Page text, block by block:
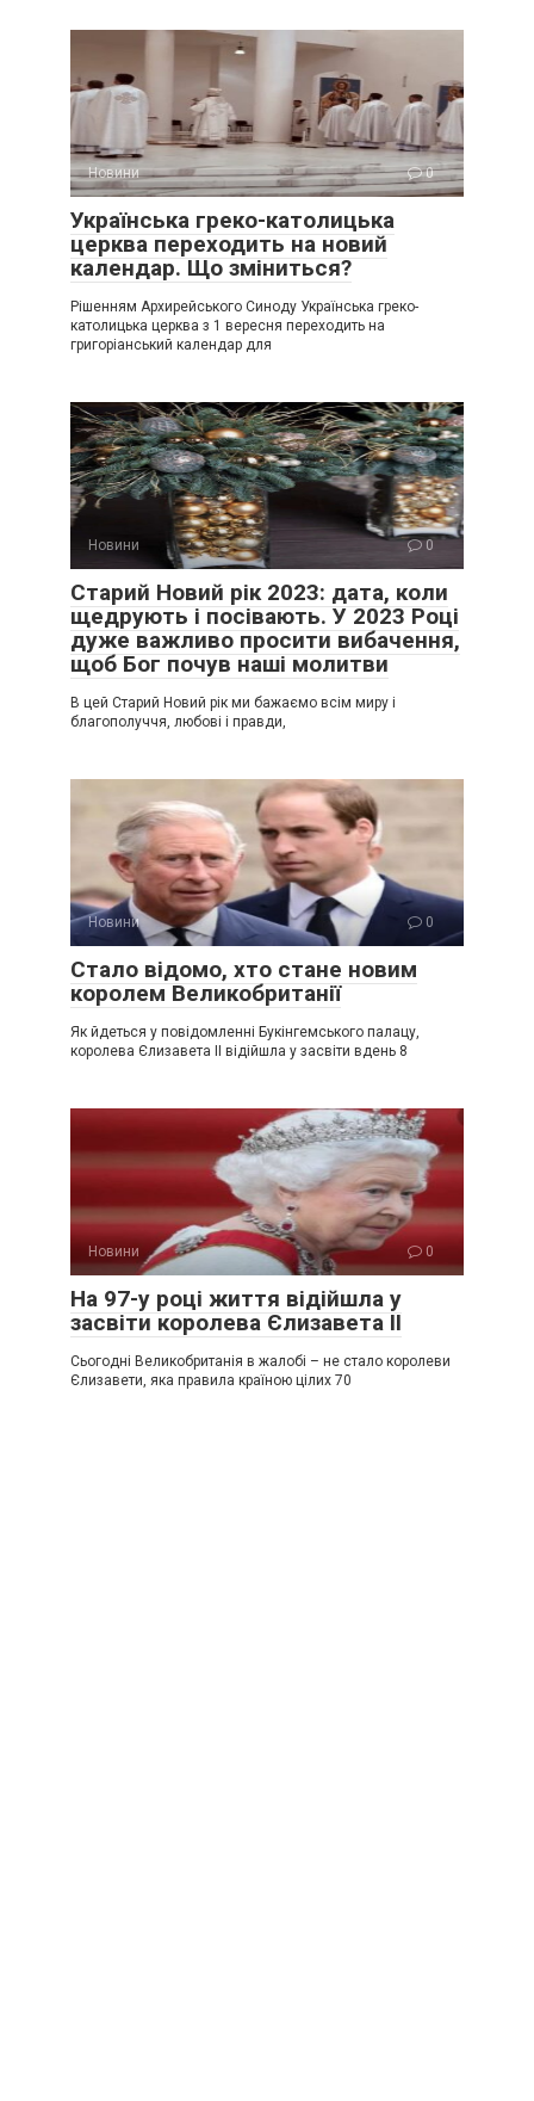
Новини 0
Українська греко-католицька
церква переходить на новий
календар. Що зміниться?
Рішенням Архирейського Синоду Українська греко-
католицька церква з 1 вересня переходить на
григоріанський календар для
Новини 0
Старий Новий рік 2023: дата, коли
щедрують і посівають. У 2023 Році
дуже важливо просити вибачення,
щоб Бог почув наші молитви
В цей Старий Новий рік ми бажаємо всім миру і
благополуччя, любові і правди,
Новини 0
Стало відомо, хто стане новим
королем Великобританії
Як йдеться у повідомленні Букінгемського палацу,
королева Єлизавета ІІ відійшла у засвіти вдень 8
Новини 0
На 97-у році життя відійшла у
засвіти королева Єлизавета ІІ
Сьогодні Великобританія в жалобі – не стало королеви
Єлизавети, яка правила країною цілих 70